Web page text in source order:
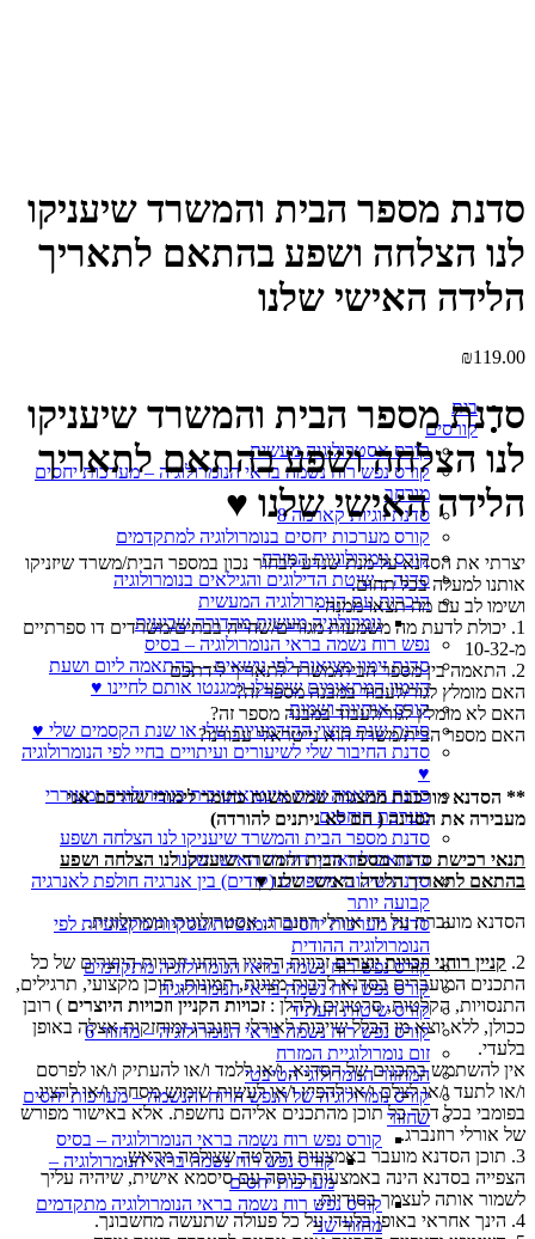
בית
קורסים
קורס אסטרולוגיה מעשית
קורס נפש רוח נשמה בראי הנומרולוגיה – מערכות יחסים
מורחב
סדנת זוגיות קארמה 8
קורס מערכות יחסים בנומרולוגיה למתקדמים
קורס נומרולוגיית המזרח
סדנה – שיטת הדילוגים והגילאים בנומרולוגיה
היכרות עם הנומרולוגיה המעשית
נומרולוגיה מעשית מהדורה שביעית
נפש רוח נשמה בראי הנומרולוגיה – בסיס
סדנת זימון מציאות לפי נושאים – בהתאמה ליום ושעת
הזימון המתאימים שיפעלו וימגנטו אותם לחיינו ♥
קורס אותיות ושמות
סדנת שנת מיצוי ההזדמנויות שלי או שנת הקסמים שלי ♥
סדנת החיבור שלי לשיעורים ועיתויים בחיי לפי הנומרולוגיה
♥
סדנת התאמה זוגית אינטואיטיבית בנומרולוגיה ומעוררי
מערכת היחסים
סדנת מספר הבית והמשרד שיעניקו לנו הצלחה ושפע
בהתאם לתאריך הלידה האישי שלנו
סדנת שילובי מספרים (קודים) בין אנרגיה חולפת לאנרגיה
קבועה יותר
סדנת מערכות יחסים רומנטיות/עסקיות/מקצועיות לפי
הנומרולוגיה ההודית
קורס נפש רוח נשמה בראי הנומרולוגיה מתקדמים
קורס נפש רוח נשמה בראי הנומרולוגיה
קורס שיטות העתיד
קורס נפש רוח נשמה בראי הנומרולוגיה – מחזור 6
זום נומרולוגיית המזרח
המחזור הנומרולוגי הטיבטי
קורס נומרולוגיה של הנפש הרוח והנשמה – מערכות יחסים
שחזור
קורס נפש רוח נשמה בראי הנומרולוגיה – בסיס
קורס נפש רוח נשמה בראי הנומרולוגיה –
מערכות יחסים
קורס נפש רוח נשמה בראי הנומרולוגיה מתקדמים
מחזור שני
סדנת מספר הבית והמשרד שיעניקו
לנו הצלחה ושפע בהתאם לתאריך
הלידה האישי שלנו
₪119.00
סדנת מספר הבית והמשרד שיעניקו
לנו הצלחה ושפע בהתאם לתאריך
הלידה האישי שלנו ♥
יצרתי את הסדנא על מנת שנדע לבחור נכון במספר הבית/משרד שיזניקו
אותנו למעלה בכל תחום.
ושימו לב עם מה תצאו ממנה :
1. יכולת לדעת מה משמעות מגורים/שהייה בבתים/משרדים דו ספרתיים
מ-10-32
2. התאמה בין מספר הבית/משרד לתאריך לידתכם
האם מומלץ לגור/לעבוד במבנה מספר זה?
האם לא מומלץ לגור/לעבוד במבנה מספר זה?
האם מספר הבית/משרד הוא נייטראלי עבורנו?
** הסדנא מורכבת ממצגות שמשמשות כחומר לימודי שדרכם אני
מעבירה את הסדנה ( הם לא ניתנים להורדה)
תנאי רכישת סדנת מספר הבית והמשרד שיעניקו לנו הצלחה ושפע
בהתאם לתאריך הלידה האישי שלנו ♥
הסדנא מועברת על ידי אורלי רוזנברג, אסטרולוגית ונומרולוגית.
2. קניין רוחני וזכויות יוצריםזכויות הקניין הרוחני וזכויות היוצרים של כל
התכנים המועברים בסדנא לרבות מצגות, תמונות, תוכן מקצועי, תרגילים,
התנסויות, הקלטות, סרטונים (להלן : זכויות הקניין וזכויות היוצרים ) רובן
ככולן, ללא יוצא מן הכלל שייכות לאורלי רוזנברג ומוחזקות אצלה באופן
בלעדי.
אין להשתמש בתכנים של הסדנא, ו/או ללמד ו/או להעתיק ו/או לפרסם
ו/או לתעד ו/או לצלם ו/או להפיץ ו/או לעשות שימוש מסחרי ו/או להציג
בפומבי בכל דרך כל תוכן מהתכנים אליהם נחשפת. אלא באישור מפורש
של אורלי רוזנברג.
3. תוכן הסדנא מועבר באמצעות הקלטה שצולמה מראש.
הצפייה בסדנא הינה באמצעות כניסה עם סיסמא אישית, שיהיה עליך
לשמור אותה לעצמך בסודיות.
4. הינך אחראי באופן בלעדי על כל פעולה שתעשה מחשבונך.